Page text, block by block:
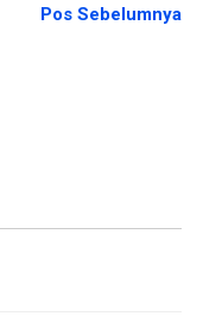
Pos Sebelumnya